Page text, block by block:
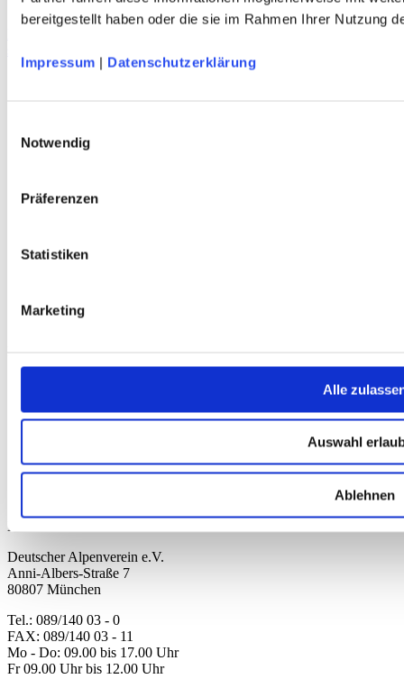
bereitgestellt haben oder die sie im Rahmen Ihrer Nutzung
Impressum | Datenschutzerklärung
Notwendig
Präferenzen
Statistiken
Marketing
Alle
Auswahl
Ablehnen
Über Uns
Newsletter
Nachhaltigkeit
Versandkosten
Erklärung zur Barrierefreiheit
WIDERRUF ERKLÄREN
Herren
Kollektion 2026
Neu
Kontakt
Deutscher Alpenverein e.V.
Anni-Albers-Straße 7
80807 München
Tel.: 089/140 03 - 0
FAX: 089/140 03 - 11
Mo - Do: 09.00 bis 17.00 Uhr
Fr 09.00 Uhr bis 12.00 Uhr